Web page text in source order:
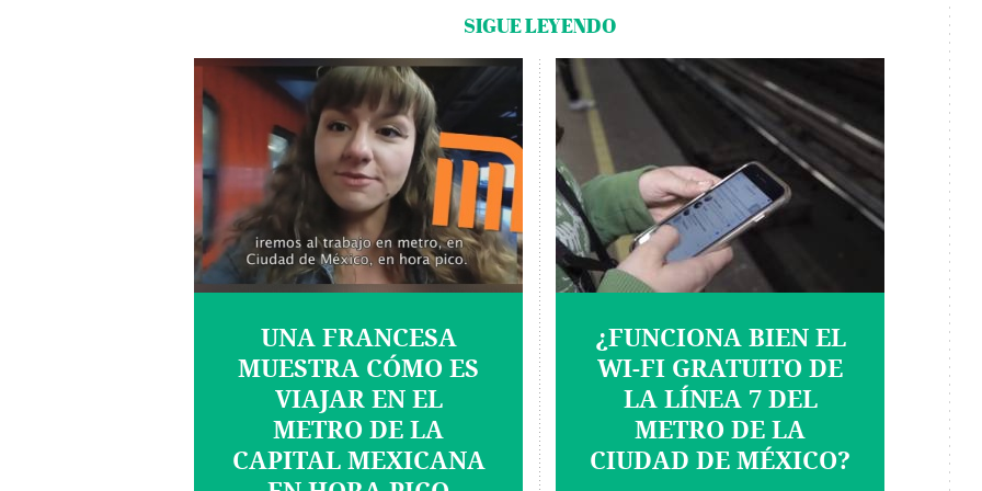
SIGUE LEYENDO
UNA FRANCESA
MUESTRA CÓMO ES
VIAJAR EN EL
METRO DE LA
CAPITAL MEXICANA
¿FUNCIONA BIEN EL
WI-FI GRATUITO DE
LA LÍNEA 7 DEL
METRO DE LA
CIUDAD DE MÉXICO?